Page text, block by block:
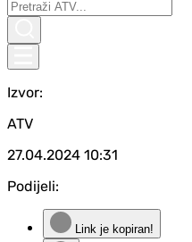
Izvor:
ATV
27.04.2024 10:31
Podijeli:
Link je kopiran!